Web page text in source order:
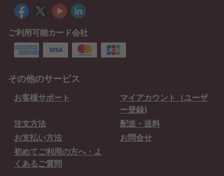
ご利用可能カード会社
その他のサービス
お客様サポート
マイアカウント（ユーザ
ー登録)
注文方法
配送・送料
お支払い方法
お問合せ
初めてご利用の方へ・よ
くあるご質問